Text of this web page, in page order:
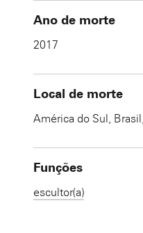
Ano de morte
2017
Local de morte
América do Sul,
Funções
escultor(a)